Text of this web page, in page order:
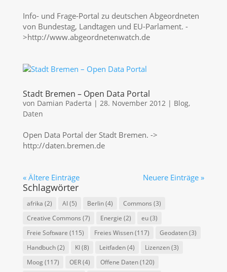
Info- und Frage-Portal zu deutschen Abgeordneten
von Bundestag, Landtagen und EU-Parlament. -
>http://www.abgeordnetenwatch.de
Stadt Bremen – Open Data Portal
von Damian Paderta | 28. November 2012| Blog,
Daten
Open Data Portal der Stadt Bremen. ->
http://daten.bremen.de
« Ältere Einträge Neuere Einträge »
Schlagwörter
afrika (2) AI (5) Berlin(4) Commons (3)
Creative Commons (7) Energie (2) eu(3)
Freie Software (115) Freies Wissen(117) Geodaten(3)
Handbuch(2) KI (8) Leitfaden(4) Lizenzen(3)
Moog (117) OER(4) Offene Daten(120)